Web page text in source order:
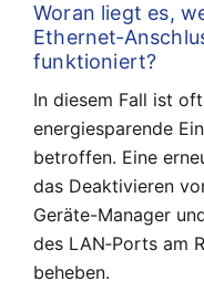
Woran liegt es,
funktioniert?
In diesem Fall ist
energiesparende
betroffen. Eine
das Deaktivieren
Geräte-Manager
des LAN‑Ports am
beheben.